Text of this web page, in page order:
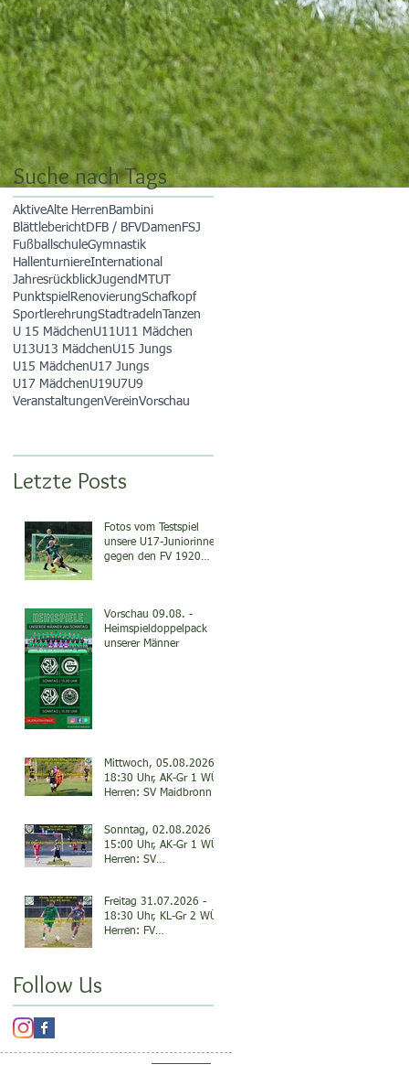
Suche nach Tags
AktiveAlte Herren Bambini
BlättleberichtDFB / BFVDamen FSJ
FußballschuleGymnastik
HallenturniereInternational
JahresrückblickJugend MTUT
Punktspiel RenovierungSchafkopf
SportlerehrungStadtradeln Tanzen
U 15 MädchenU11U11 Mädchen
U13U13 MädchenU15 Jungs
U15 MädchenU17 Jungs
U17 MädchenU19U7U9
VeranstaltungenVereinVorschau
Letzte Posts
Fotos vom Testspiel
unsere U17-Juniorinnen
gegen den FV 1920
Vorschau 09.08. -
Heimspieldoppelpack
unserer Männer
Mittwoch, 05.08.2026 -
18:30 Uhr, AK-Gr 1 WÜ
Herren: SV Maidbronn II
Sonntag, 02.08.2026 -
15:00 Uhr, AK-Gr 1 WÜ
Herren: SV
Freitag 31.07.2026 -
18:30 Uhr, KL-Gr 2 WÜ,
Herren: FV
Follow Us